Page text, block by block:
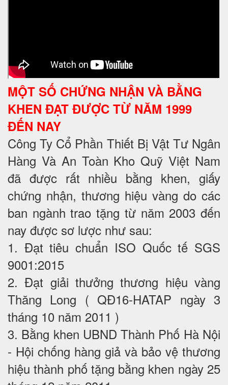
MỘT SỐ CHỨNG NHẬN VÀ BẰNG
KHEN ĐẠT ĐƯỢC TỪ NĂM 1999
ĐẾN NAY
Công Ty Cổ Phần Thiết Bị Vật Tư Ngân
Hàng Và An Toàn Kho Quỹ Việt Nam
đã được rất nhiều bằng khen, giấy
chứng nhận, thương hiệu vàng do các
ban ngành trao tặng từ năm 2003 đến
nay được sơ lược như sau:
1. Đạt tiêu chuẩn ISO Quốc tế SGS
9001:2015
2. Đạt giải thưởng thương hiệu vàng
Thăng Long ( QĐ16-HATAP ngày 3
tháng 10 năm 2011 )
3. Bằng khen UBND Thành Phố Hà Nội
- Hội chống hàng giả và bảo vệ thương
hiệu thành phố tặng bằng khen ngày 25